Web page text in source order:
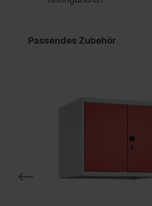
Passendes Zubehör